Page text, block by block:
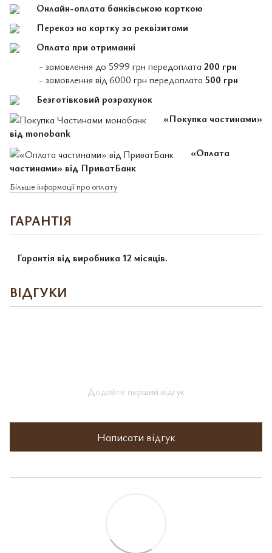
Онлайн-оплата банківською карткою
Переказ на картку за реквізитами
Оплата при отриманні
- замовлення до 5999 грн передоплата 200 грн
- замовлення від 6000 грн передоплата 500 грн
Безготівковий розрахунок
«Покупка частинами»
від monobank
«Оплата
частинами» від ПриватБанк
Більше інформації про оплату
ГАРАНТІЯ
Гарантія від виробника 12 місяців.
ВІДГУКИ
Додайте перший відгук
Написати відгук